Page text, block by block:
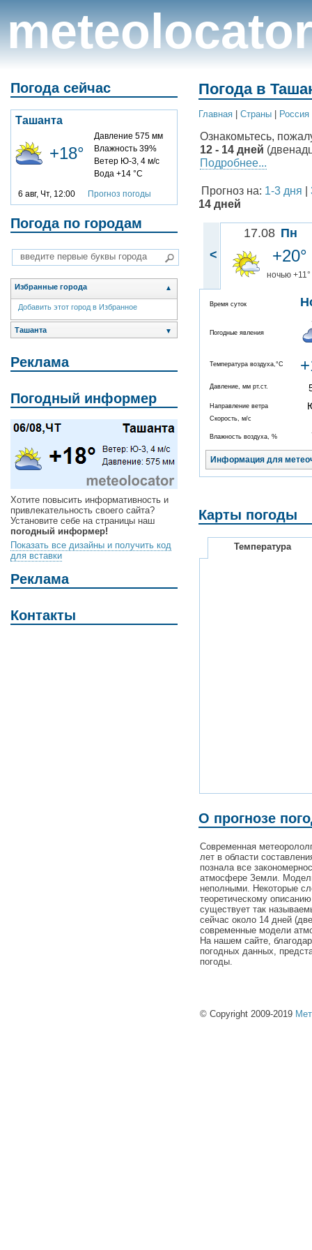
meteolocator
Погода сейчас
Ташанта
+18°
Давление 575 мм
Влажность 39%
Ветер Ю-З, 4 м/с
Вода +14 °C
6 авг, Чт, 12:00 Прогноз погоды
Погода по городам
Избранные города ▲
Добавить этот город в Избранное
Ташанта ▼
Реклама
Погодный информер
Хотите повысить информативность и
привлекательность своего сайта?
Установите себе на страницы наш
погодный информер!
Показать все дизайны и получить код
для вставки
Реклама
Контакты
Погода в
Главная Cтраны Россия
Ознакомьтесь,
12 - 14 дней
Подробнее...
Прогноз на: 1-3 дня
14 дней
<
17.08 Пн
+20°
ночью +11°
Время суток
Погодные явления
Температура воздуха,°C
Давление, мм рт.ст.
Направление ветра
Скорость, м/с
Влажность воздуха, %
Информация для
Карты погоды
Температура
О прогнозе
Современная
лет в области
познала все
атмосфере Земли.
неполными. Некоторые
теоретическому
существует так
сейчас около 14 дней
современные модели
На нашем сайте,
погодных данных,
погоды.
© Copyright 2009-2019